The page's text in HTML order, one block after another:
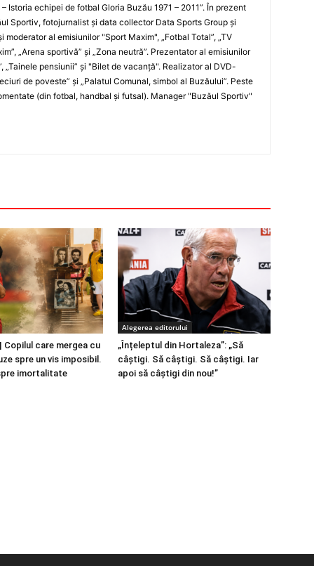
Istoria echipei de fotbal Gloria Buzău 1971 – 2011”. În prezent
Sportiv, fotojurnalist şi data collector Data Sports Group şi
moderator al emisiunilor "Sport Maxim", „Fotbal Total”, „TV
„Arena sportivă” şi „Zona neutră”. Prezentator al emisiunilor
„Tainele pensiunii” şi "Bilet de vacanţă". Realizator al DVD-
de poveste” şi „Palatul Comunal, simbol al Buzăului”. Peste
(din fotbal, handbal şi futsal). Manager "Buzăul Sportiv"
Copilul care mergea cu
spre un vis imposibil.
imortalitate
Alegerea editorului
„Înțeleptul din Hortaleza”: „Să
câștigi. Să câștigi. Să câștigi. Iar
apoi să câștigi din nou!”